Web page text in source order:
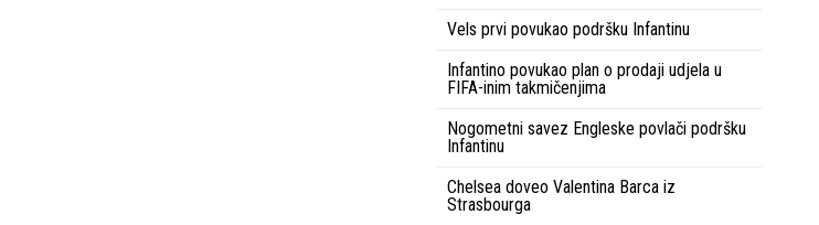
Vels prvi povukao podršku Infantinu
Infantino povukao plan o prodaji udjela u
FIFA-inim takmičenjima
Nogometni savez Engleske povlači podršku
Infantinu
Chelsea doveo Valentina Barca iz
Strasbourga